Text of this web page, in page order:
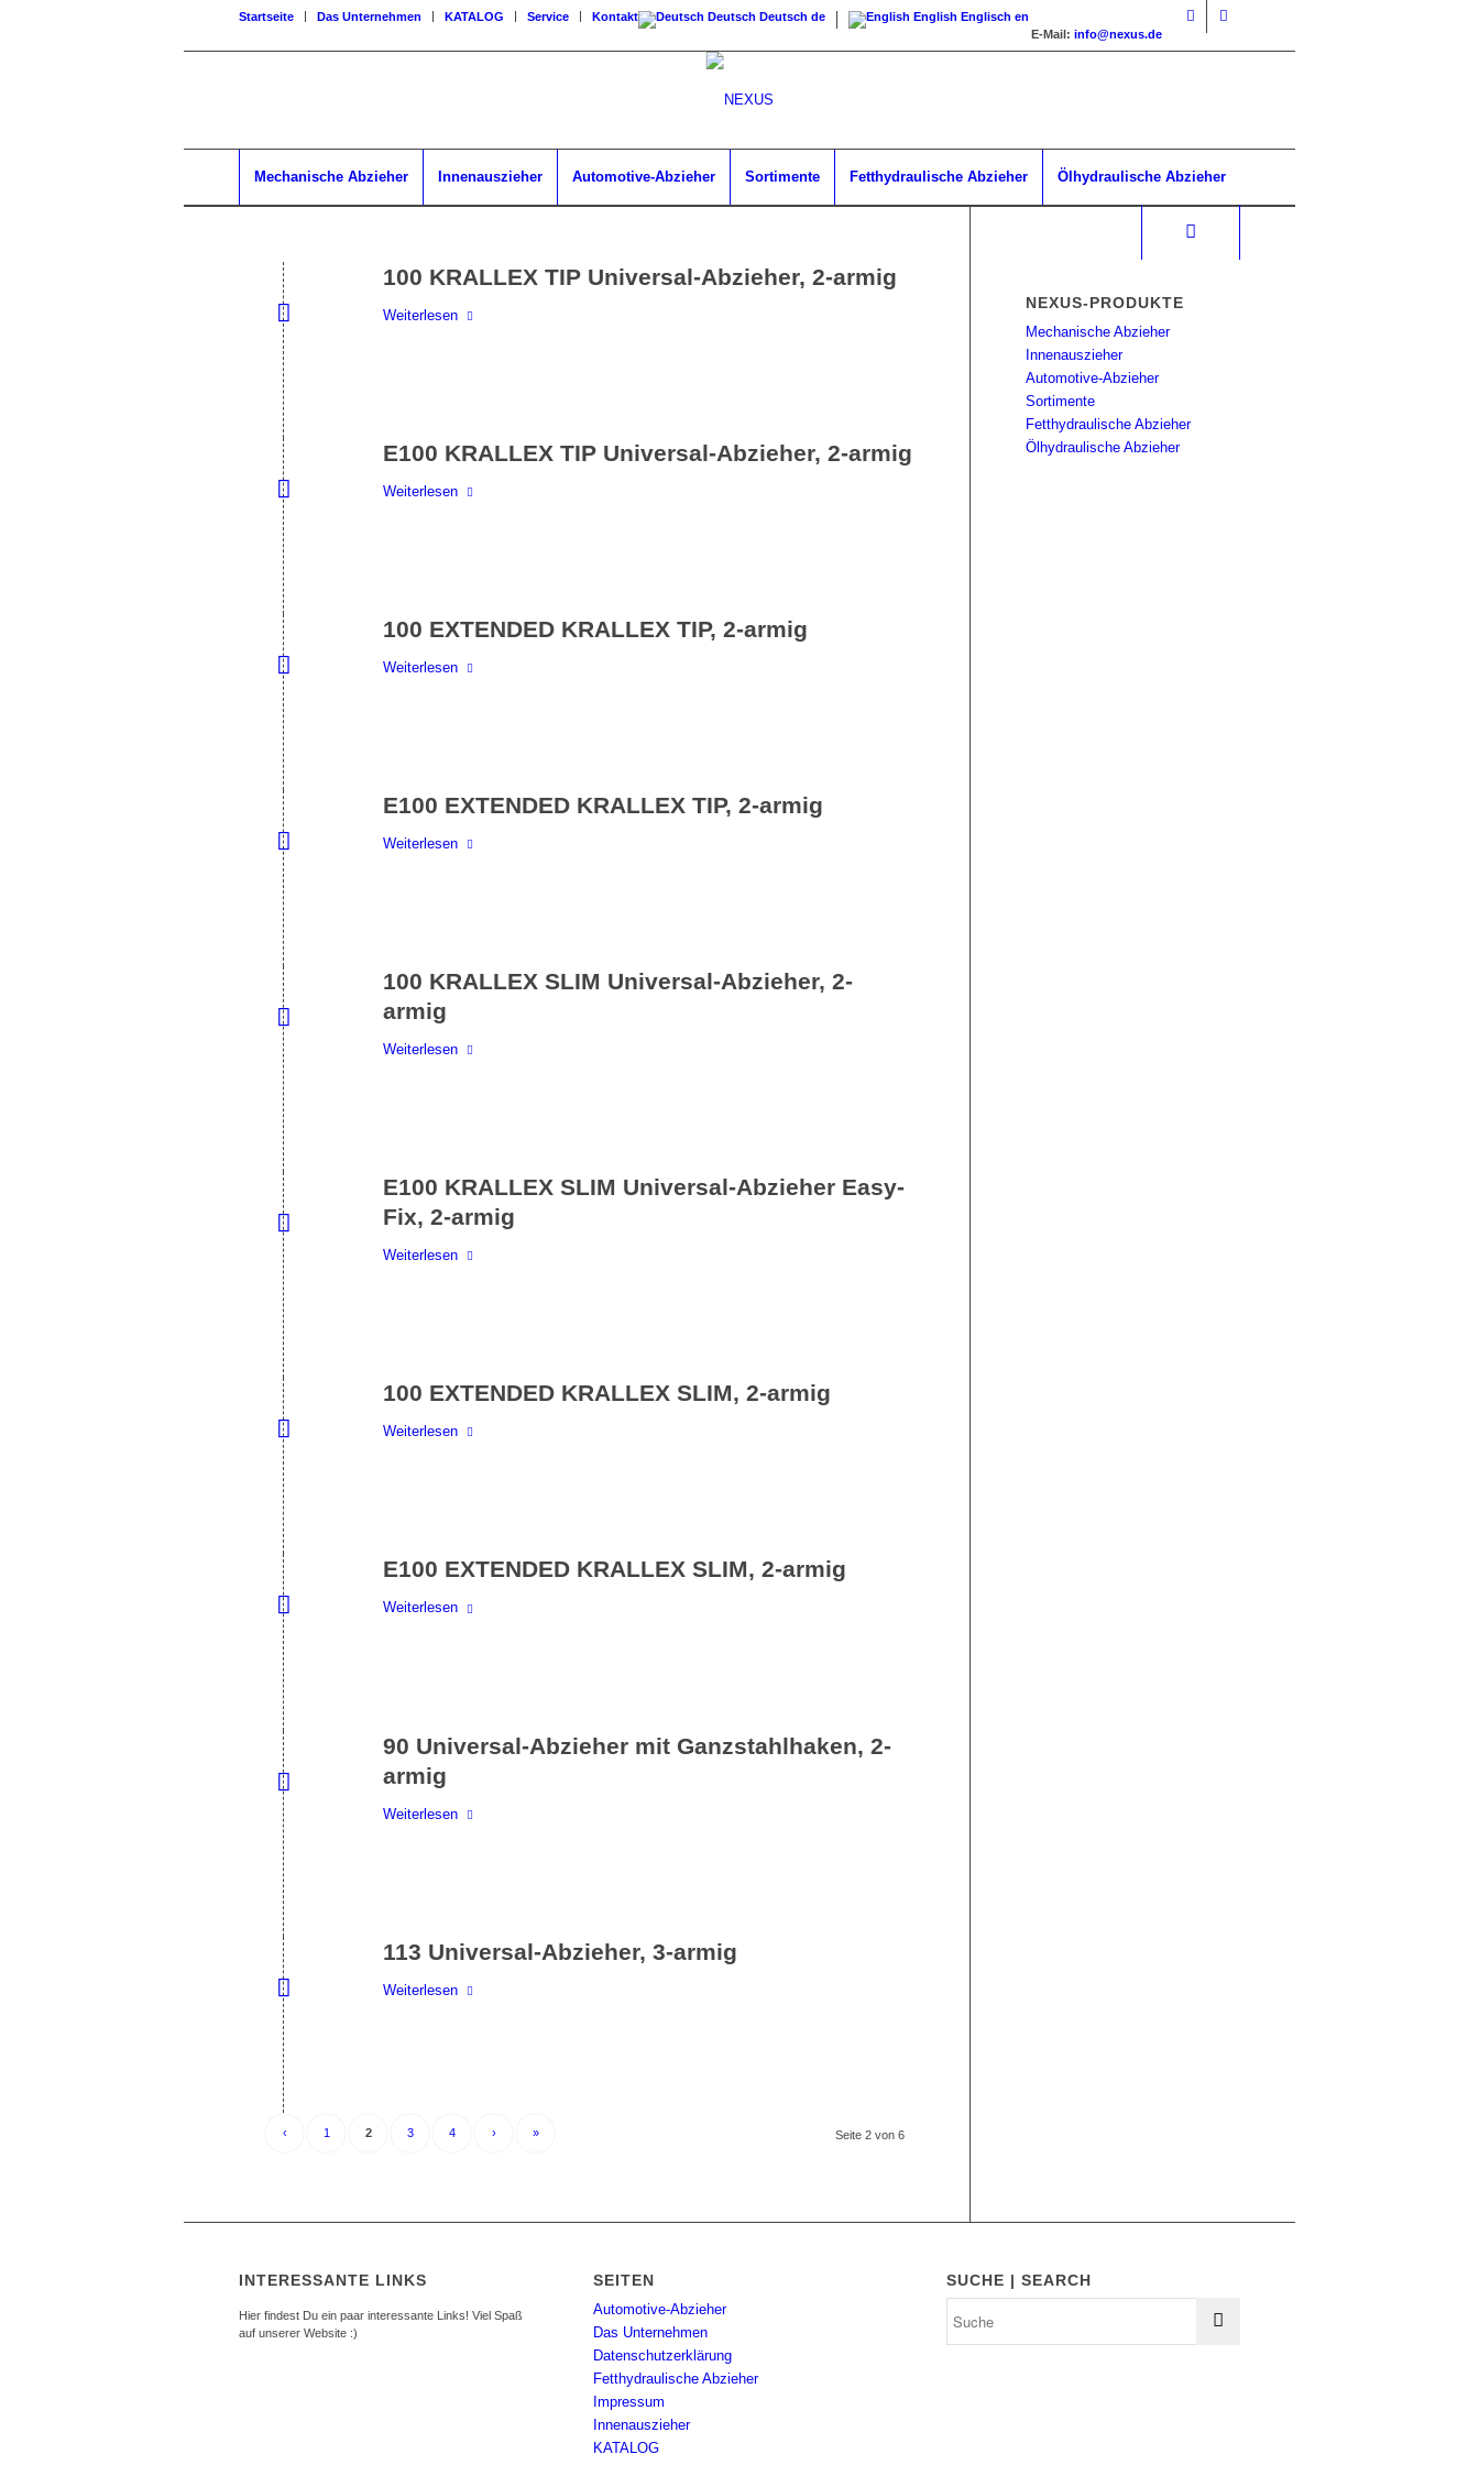
Startseite Das Unternehmen KATALOG Service Kontakt Deutsch Deutsch de English Englisch en
E-Mail: info@nexus.de
Mechanische Abzieher Innenauszieher Automotive-Abzieher Sortimente Fetthydraulische Abzieher Ölhydraulische Abzieher
100 KRALLEX TIP Universal-Abzieher, 2-armig
Weiterlesen
E100 KRALLEX TIP Universal-Abzieher, 2-armig
Weiterlesen
100 EXTENDED KRALLEX TIP, 2-armig
Weiterlesen
E100 EXTENDED KRALLEX TIP, 2-armig
Weiterlesen
100 KRALLEX SLIM Universal-Abzieher, 2-
armig
Weiterlesen
E100 KRALLEX SLIM Universal-Abzieher Easy-
Fix, 2-armig
Weiterlesen
100 EXTENDED KRALLEX SLIM, 2-armig
Weiterlesen
E100 EXTENDED KRALLEX SLIM, 2-armig
Weiterlesen
90 Universal-Abzieher mit Ganzstahlhaken, 2-
armig
Weiterlesen
113 Universal-Abzieher, 3-armig
Weiterlesen
Seite 2 von 6
‹ 1 2 3 4 › »
NEXUS-PRODUKTE
Mechanische Abzieher
Innenauszieher
Automotive-Abzieher
Sortimente
Fetthydraulische Abzieher
Ölhydraulische Abzieher
INTERESSANTE LINKS
Hier findest Du ein paar interessante Links! Viel Spaß
auf unserer Website :)
SEITEN
Automotive-Abzieher
Das Unternehmen
Datenschutzerklärung
Fetthydraulische Abzieher
Impressum
Innenauszieher
KATALOG
SUCHE | SEARCH